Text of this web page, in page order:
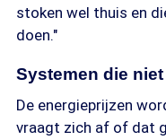
stoken wel thuis en
doen."
Systemen die
De energieprijzen
vraagt zich af of dat